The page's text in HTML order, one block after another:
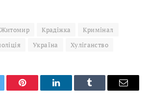
Житомир Крадіжка
Кримінал
Україна Хуліганство
Pinterest LinkedInTumblr Email